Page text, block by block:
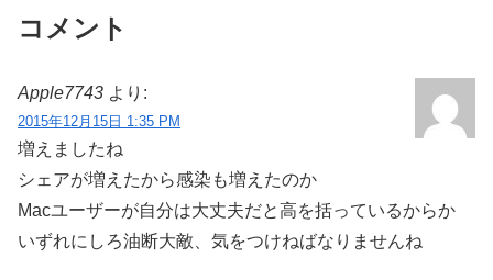
コメント
Apple7743 より:
2015年12月15日 1:35 PM
増えましたね
シェアが増えたから感染も増えたのか
Macユーザーが自分は大丈夫だと高を括っているからか
いずれにしろ油断大敵、気をつけねばなりませんね